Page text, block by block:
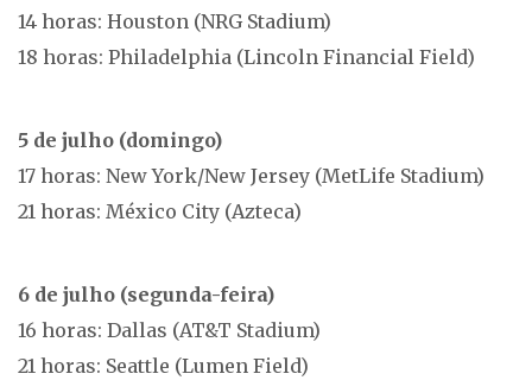
14 horas: Houston (NRG Stadium)
18 horas: Philadelphia (Lincoln Financial Field)
5 de julho (domingo)
17 horas: New York/New Jersey (MetLife Stadium)
21 horas: México City (Azteca)
6 de julho (segunda-feira)
16 horas: Dallas (AT&T Stadium)
21 horas: Seattle (Lumen Field)